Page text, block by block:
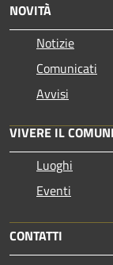
NOVITÀ
Notizie
Comunicati
Avvisi
VIVERE IL
Luoghi
Eventi
CONTATTI